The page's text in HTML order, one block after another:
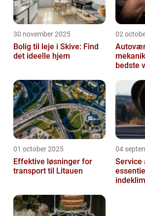
30 november 2025
Bolig til leje i Skive: Find
det ideelle hjem
02
bedste
01 october 2025
Effektive løsninger for
transport til Litauen
04
Service